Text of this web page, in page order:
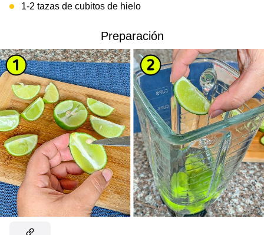
1-2 tazas de cubitos de hielo
Preparación